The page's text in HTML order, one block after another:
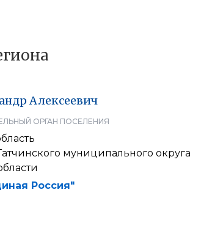
Алексеевич
ОРГАН ПОСЕЛЕНИЯ
муниципального округа
Россия"